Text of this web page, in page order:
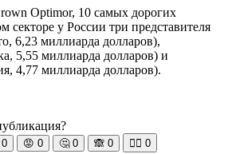
Optimor, 10 самых дорогих
секторе у России три представителя
6,23 миллиарда долларов),
5,55 миллиарда долларов) и
4,77 миллиарда долларов).
0 😡 0 🤔 0 🙈 0 🧘‍♀️ 0